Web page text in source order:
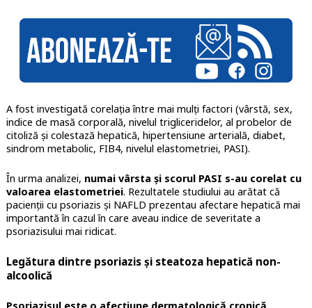
A fost investigată corelația între mai mulți factori (vârstă, sex,
indice de masă corporală, nivelul trigliceridelor, al probelor de
citoliză și colestază hepatică, hipertensiune arterială, diabet,
sindrom metabolic, FIB4, nivelul elastometriei, PASI).
În urma analizei, numai vârsta și scorul PASI s-au corelat cu
valoarea elastometriei. Rezultatele studiului au arătat că
pacienții cu psoriazis și NAFLD prezentau afectare hepatică mai
importantă în cazul în care aveau indice de severitate a
psoriazisului mai ridicat.
Legătura dintre psoriazis și steatoza hepatică non-
alcoolică
Psoriazisul este o afecțiune dermatologică cronică